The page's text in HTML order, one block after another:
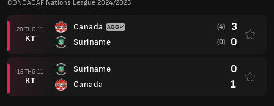
CONCACAF Nations League 2024/2025
20 THG 11
KT
Canada
Suriname
(4) 3
(0) 0
15 THG 11
KT
Suriname
Canada
0
1